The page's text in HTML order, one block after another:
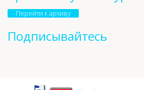
Перейти к архиву
Подписывайтесь